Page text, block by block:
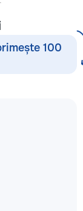
гардеробных,
покраска и
входных и
100